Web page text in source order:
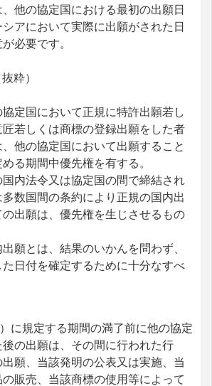
他の協定国における最初の出願日
アにおいて実際に出願がされた日
必要です。
粋）
協定国において正規に特許出願若し
匠若しくは商標の登録出願をした者
他の協定国において出願すること
る期間中優先権を有する。
国内法令又は協定国の間で締結され
数国間の条約により正規の国内出
出願は、優先権を生じさせるもの
出願とは、結果のいかんを問わず、
日付を確定するために十分なすべ
に規定する期間の満了前に他の協定
の出願は、その間に行われた行
願、当該発明の公表又は実施、当
販売、当該商標の使用等によって